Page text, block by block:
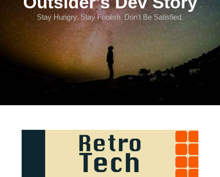
Stay Hungry. Stay Foolish. Don't Be Satisfied.